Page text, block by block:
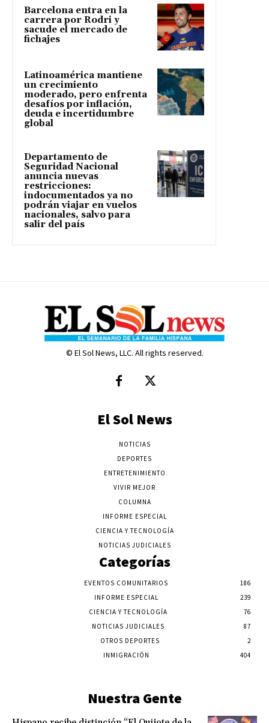
Barcelona entra en la
carrera por Rodri y
sacude el mercado de
fichajes
Latinoamérica mantiene
un crecimiento
moderado, pero enfrenta
desafíos por inflación,
deuda e incertidumbre
global
Departamento de
Seguridad Nacional
anuncia nuevas
restricciones:
indocumentados ya no
podrán viajar en vuelos
nacionales, salvo para
salir del país
© El Sol News, LLC. All rights reserved.
El Sol News
NOTICIAS
DEPORTES
ENTRETENIMIENTO
VIVIR MEJOR
COLUMNA
INFORME ESPECIAL
CIENCIA Y TECNOLOGÍA
NOTICIAS JUDICIALES
Categorías
EVENTOS COMUNITARIOS
186
INFORME ESPECIAL
239
CIENCIA Y TECNOLOGÍA
76
NOTICIAS JUDICIALES
87
OTROS DEPORTES
2
INMIGRACIÓN
404
Nuestra Gente